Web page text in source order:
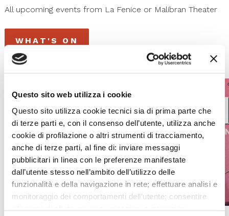
Questo sito web utilizza i cookie
Questo sito utilizza cookie tecnici sia di prima parte che
di terze parti e, con il consenso dell’utente, utilizza anche
cookie di profilazione o altri strumenti di tracciamento,
anche di terze parti, al fine di: inviare messaggi
pubblicitari in linea con le preferenze manifestate
dall’utente stesso nell’ambito dell’utilizzo delle
funzionalità e della navigazione in rete; effettuare analisi e
monitoraggio dei comportamenti dell’utente; consentire
All upcoming events from La Fenice or Malibran Theater
WHAT'S ON